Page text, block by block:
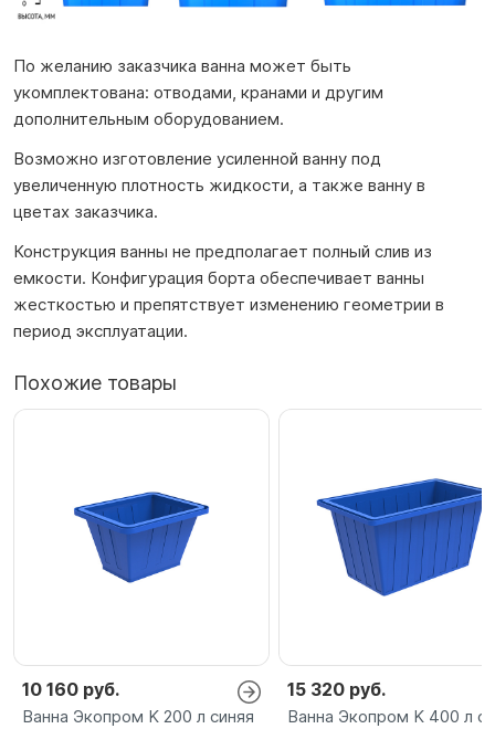
По желанию заказчика ванна может быть
укомплектована: отводами, кранами и другим
дополнительным оборудованием.
Возможно изготовление усиленной ванну под
увеличенную плотность жидкости, а также ванну в
цветах заказчика.
Конструкция ванны не предполагает полный слив из
емкости. Конфигурация борта обеспечивает ванны
жесткостью и препятствует изменению геометрии в
период эксплуатации.
Похожие товары
10 160 руб.
Ванна Экопром K 200 л синяя
15 320 руб.
Ванна Экопром K 400 л